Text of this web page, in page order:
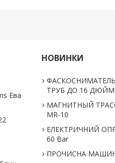
Ева
НОВИНКИ
ФАСКОСНИМАТЕЛЬ
ТРУБ ДО 16
МАГНИТНЫЙ
MR-10
ЕЛЕКТРИЧНИЙ
60 Bar
ПРОЧИСНА